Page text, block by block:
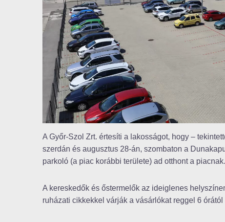
A Győr-Szol Zrt. értesíti a lakosságot, hogy –
szerdán és augusztus 28-án, szombaton a
parkoló (a piac korábbi területe) ad otthont a piacnak.
A kereskedők és őstermelők az ideiglenes
ruházati cikkekkel várják a vásárlókat reggel 6 órától